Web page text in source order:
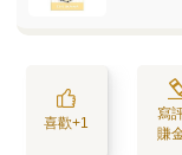
喜歡+1
寫
賺